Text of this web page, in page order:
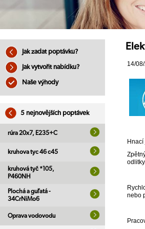
Jak zadat poptávku?
Jak vytvořit nabídku?
Naše výhody
5 nejnovějších poptávek
rúra 20x7, E235+C
kruhova tyc 46 c45
kruhová tyč *105,
P460NH
Plochá a guľatá -
34CrNiMo6
Oprava vodovodu
14/
nebo